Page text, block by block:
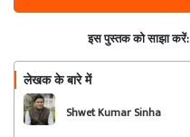
इस पुस्तक को साझा करें:
लेखक के बारे में
Shwet Kumar Sinha